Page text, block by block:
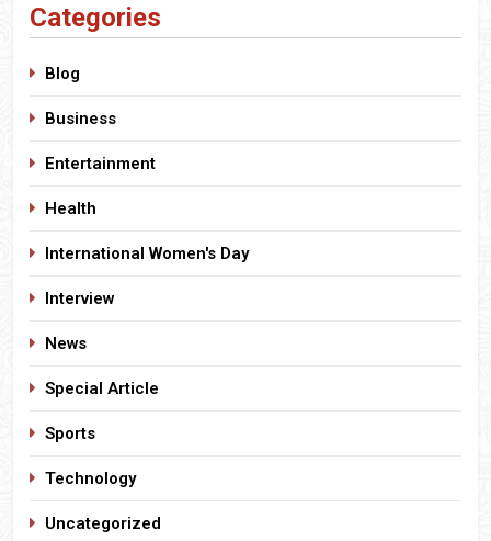
Categories
Blog
Business
Entertainment
Health
International Women's Day
Interview
News
Special Article
Sports
Technology
Uncategorized